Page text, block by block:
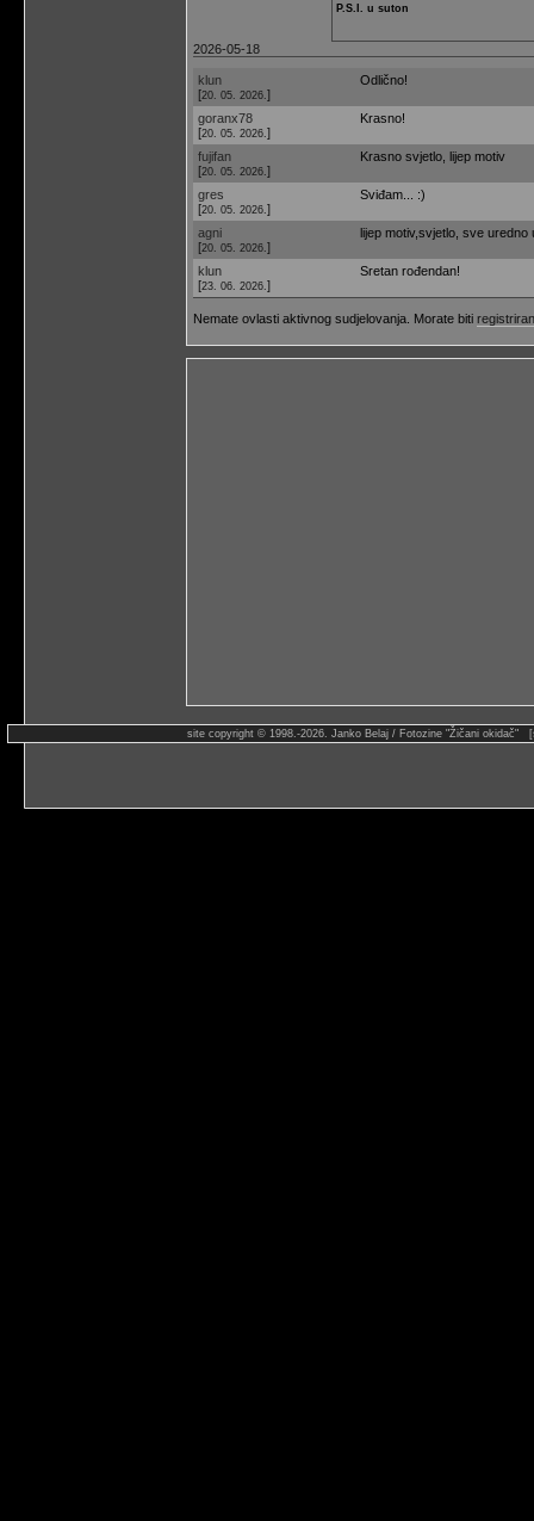
P.S.I. u suton
2026-05-18
klun
[20. 05. 2026. ]
Odlično!
goranx78
[20. 05. 2026. ]
Krasno!
fujifan
[20. 05. 2026. ]
Krasno svjetlo, lijep motiv
gres
[20. 05. 2026. ]
Sviđam... :)
agni
[20. 05. 2026. ]
lijep motiv,svjetlo, sve
klun
[23. 06. 2026. ]
Sretan rođendan!
Nemate ovlasti aktivnog sudjelovanja. Morate biti
site copyright © 1998.-2026. Janko Belaj / Fotozine "Žičani okidač"